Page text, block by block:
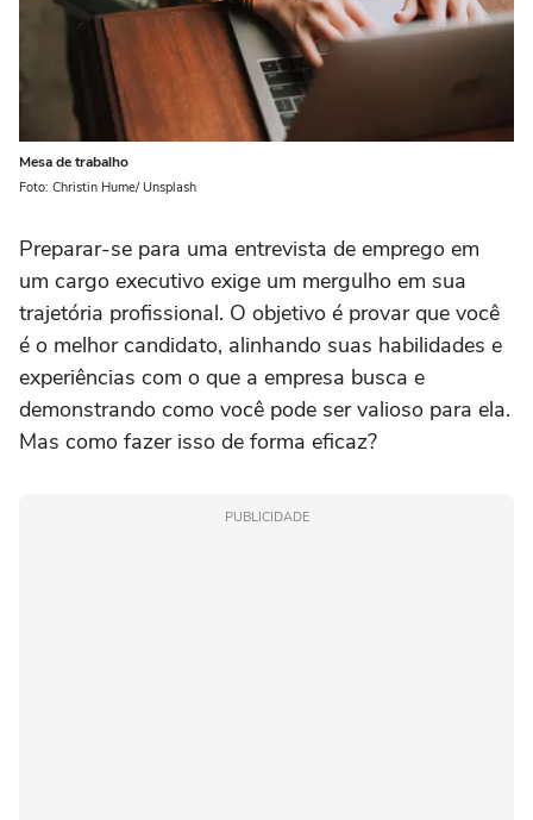
Mesa de trabalho
Foto: Christin Hume/ Unsplash
Preparar-se para uma entrevista de emprego em
um cargo executivo exige um mergulho em sua
trajetória profissional. O objetivo é provar que você
é o melhor candidato, alinhando suas habilidades e
experiências com o que a empresa busca e
demonstrando como você pode ser valioso para ela.
Mas como fazer isso de forma eficaz?
PUBLICIDADE